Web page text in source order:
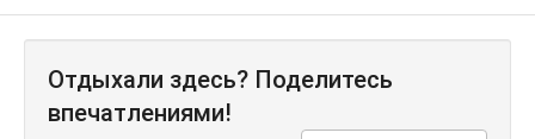
Отдыхали здесь? Поделитесь
впечатлениями!